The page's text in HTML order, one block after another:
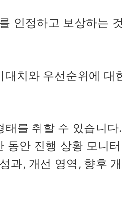
인정하고 보상하는
치와 우선순위에 대
를 취할 수 있습니다
동안 진행 상황 모니
과, 개선 영역, 향후